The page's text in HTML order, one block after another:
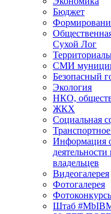
Бюджет
Сухой Лог
СМИ
Безопасный
Экология
НКО,
ЖКХ
Социальная
Информация
владельцев
Видеогалерея
Фотогалерея
Штаб